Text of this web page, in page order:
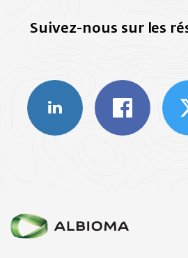
Suivez-nous sur les